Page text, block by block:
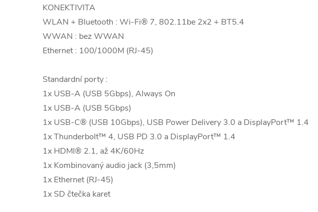
KONEKTIVITA
WLAN + Bluetooth : Wi-Fi® 7, 802.11be 2x2 + BT5.4
WWAN : bez WWAN
Ethernet : 100/1000M (RJ-45)
Standardní porty :
1x USB-A (USB 5Gbps), Always On
1x USB-A (USB 5Gbps)
1x USB-C® (USB 10Gbps), USB Power Delivery 3.0 a DisplayPort™ 1.4
1x Thunderbolt™ 4, USB PD 3.0 a DisplayPort™ 1.4
1x HDMI® 2.1, až 4K/60Hz
1x Kombinovaný audio jack (3,5mm)
1x Ethernet (RJ-45)
1x SD čtečka karet